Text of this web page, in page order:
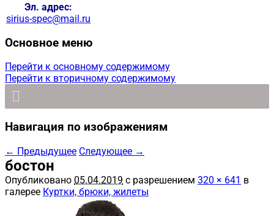
Эл. адрес:
sirius-spec@mail.ru
Основное меню
Перейти к основному содержимому
Перейти к вторичному содержимому
Навигация по изображениям
← Предыдущее Следующее →
бостон
Опубликовано 05.04.2019 с разрешением 320 × 641 в
галерее Куртки, брюки, жилеты